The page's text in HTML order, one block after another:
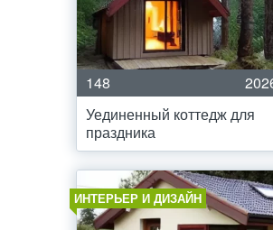
148
Уединенный коттедж для
праздника
ИНТЕРЬЕР И ДИЗАЙН